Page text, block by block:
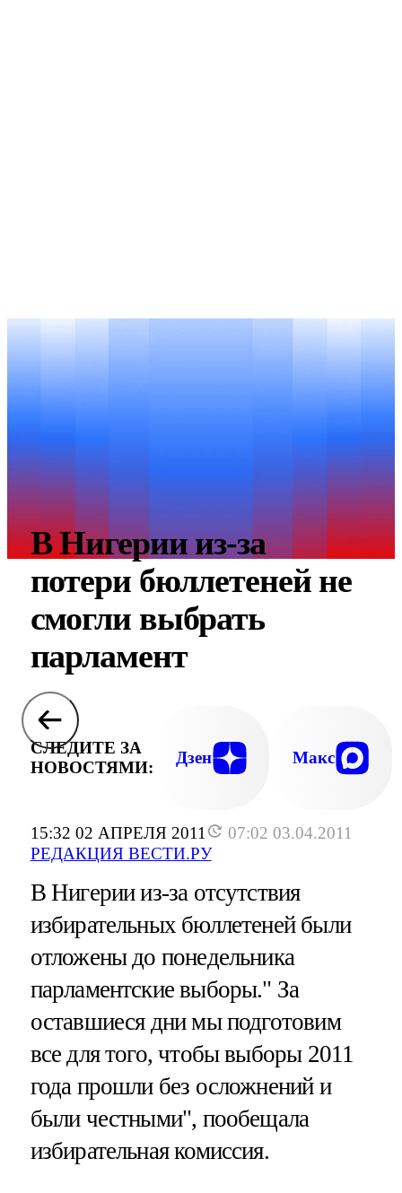
15:32 02 АПРЕЛЯ 2011
07:02 03.04.2011
РЕДАКЦИЯ ВЕСТИ.РУ
В Нигерии из-за
потери бюллетеней не
смогли выбрать
парламент
СЛЕДИТЕ ЗА
НОВОСТЯМИ:
Дзен Макс
В Нигерии из-за отсутствия
избирательных бюллетеней были
отложены до понедельника
парламентские выборы." За
оставшиеся дни мы подготовим
все для того, чтобы выборы 2011
года прошли без осложнений и
были честными", пообещала
избирательная комиссия.